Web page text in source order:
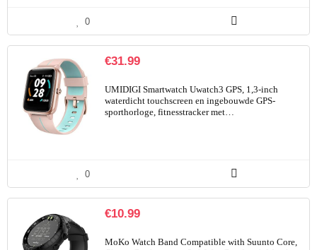
0
€31.99
UMIDIGI Smartwatch Uwatch3 GPS, 1,3-inch
waterdicht touchscreen en ingebouwde GPS-
sporthorloge, fitnesstracker met…
0
€10.99
MoKo Watch Band Compatible with Suunto Core,